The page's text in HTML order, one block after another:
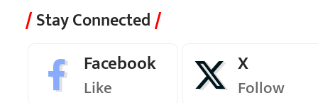
Stay Connected
Facebook
Like
X
Follow